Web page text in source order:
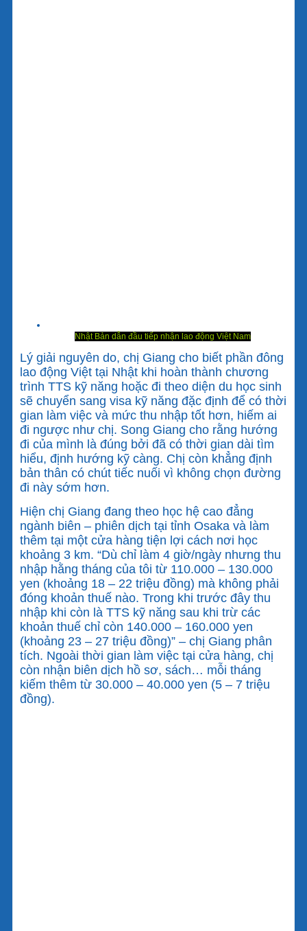
Nhật Bản dẫn đầu tiếp nhận lao động Việt Nam
Lý giải nguyên do, chị Giang cho biết phần đông
lao động Việt tại Nhật khi hoàn thành chương
trình TTS kỹ năng hoặc đi theo diện du học sinh
sẽ chuyển sang visa kỹ năng đặc định để có thời
gian làm việc và mức thu nhập tốt hơn, hiếm ai
đi ngược như chị. Song Giang cho rằng hướng
đi của mình là đúng bởi đã có thời gian dài tìm
hiểu, định hướng kỹ càng. Chị còn khẳng định
bản thân có chút tiếc nuối vì không chọn đường
đi này sớm hơn.
Hiện chị Giang đang theo học hệ cao đẳng
ngành biên – phiên dịch tại tỉnh Osaka và làm
thêm tại một cửa hàng tiện lợi cách nơi học
khoảng 3 km. “Dù chỉ làm 4 giờ/ngày nhưng thu
nhập hằng tháng của tôi từ 110.000 – 130.000
yen (khoảng 18 – 22 triệu đồng) mà không phải
đóng khoản thuế nào. Trong khi trước đây thu
nhập khi còn là TTS kỹ năng sau khi trừ các
khoản thuế chỉ còn 140.000 – 160.000 yen
(khoảng 23 – 27 triệu đồng)” – chị Giang phân
tích. Ngoài thời gian làm việc tại cửa hàng, chị
còn nhận biên dịch hồ sơ, sách… mỗi tháng
kiếm thêm từ 30.000 – 40.000 yen (5 – 7 triệu
đồng).